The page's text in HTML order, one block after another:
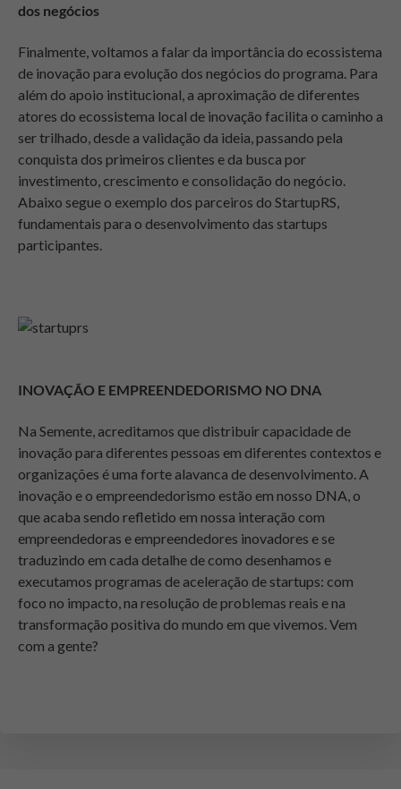
dos negócios
Finalmente, voltamos a falar da importância do ecossistema
de inovação para evolução dos negócios do programa. Para
além do apoio institucional, a aproximação de diferentes
atores do ecossistema local de inovação facilita o caminho a
ser trilhado, desde a validação da ideia, passando pela
conquista dos primeiros clientes e da busca por
investimento, crescimento e consolidação do negócio.
Abaixo segue o exemplo dos parceiros do StartupRS,
fundamentais para o desenvolvimento das startups
participantes.
INOVAÇÃO E EMPREENDEDORISMO NO DNA
Na Semente, acreditamos que distribuir capacidade de
inovação para diferentes pessoas em diferentes contextos e
organizações é uma forte alavanca de desenvolvimento. A
inovação e o empreendedorismo estão em nosso DNA, o
que acaba sendo refletido em nossa interação com
empreendedoras e empreendedores inovadores e se
traduzindo em cada detalhe de como desenhamos e
executamos programas de aceleração de startups: com
foco no impacto, na resolução de problemas reais e na
transformação positiva do mundo em que vivemos. Vem
com a gente?